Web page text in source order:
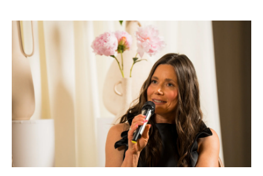
moda & ljepota